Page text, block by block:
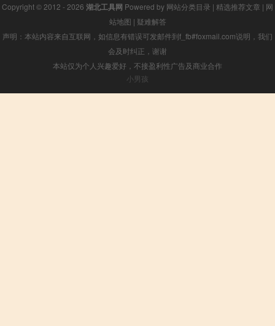
Copyright © 2012 - 2026 湖北工具网 Powered by 网站分类目录 | 精选推荐文章 | 网
站地图 | 疑难解答
声明：本站内容来自互联网，如信息有错误可发邮件到f_fb#foxmail.com说明，我们
会及时纠正，谢谢
本站仅为个人兴趣爱好，不接盈利性广告及商业合作
小男孩